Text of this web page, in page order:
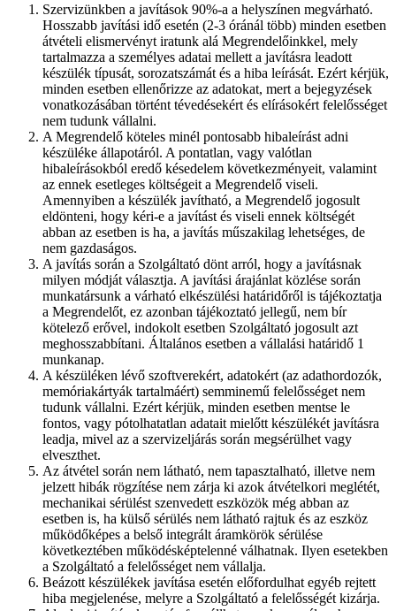
Szervizünkben a javítások 90%-a a helyszínen megvárható.
Hosszabb javítási idő esetén (2-3 óránál több) minden esetben
átvételi elismervényt iratunk alá Megrendelőinkkel, mely
tartalmazza a személyes adatai mellett a javításra leadott
készülék típusát, sorozatszámát és a hiba leírását. Ezért kérjük,
minden esetben ellenőrizze az adatokat, mert a bejegyzések
vonatkozásában történt tévedésekért és elírásokért felelősséget
nem tudunk vállalni.
A Megrendelő köteles minél pontosabb hibaleírást adni
készüléke állapotáról. A pontatlan, vagy valótlan
hibaleírásokból eredő késedelem következményeit, valamint
az ennek esetleges költségeit a Megrendelő viseli.
Amennyiben a készülék javítható, a Megrendelő jogosult
eldönteni, hogy kéri-e a javítást és viseli ennek költségét
abban az esetben is ha, a javítás műszakilag lehetséges, de
nem gazdaságos.
A javítás során a Szolgáltató dönt arról, hogy a javításnak
milyen módját választja. A javítási árajánlat közlése során
munkatársunk a várható elkészülési határidőről is tájékoztatja
a Megrendelőt, ez azonban tájékoztató jellegű, nem bír
kötelező erővel, indokolt esetben Szolgáltató jogosult azt
meghosszabbítani. Általános esetben a vállalási határidő 1
munkanap.
A készüléken lévő szoftverekért, adatokért (az adathordozók,
memóriakártyák tartalmáért) semminemű felelősséget nem
tudunk vállalni. Ezért kérjük, minden esetben mentse le
fontos, vagy pótolhatatlan adatait mielőtt készülékét javításra
leadja, mivel az a szervizeljárás során megsérülhet vagy
elveszthet.
Az átvétel során nem látható, nem tapasztalható, illetve nem
jelzett hibák rögzítése nem zárja ki azok átvételkori meglétét,
mechanikai sérülést szenvedett eszközök még abban az
esetben is, ha külső sérülés nem látható rajtuk és az eszköz
működőképes a belső integrált áramkörök sérülése
következtében működésképtelenné válhatnak. Ilyen esetekben
a Szolgáltató a felelősséget nem vállalja.
Beázott készülékek javítása esetén előfordulhat egyéb rejtett
hiba megjelenése, melyre a Szolgáltató a felelősségét kizárja.